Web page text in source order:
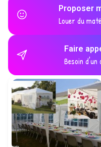
Proposer
Louer du
Faire
Besoin